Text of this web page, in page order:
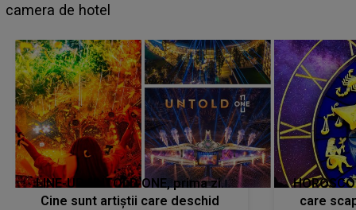
faptului împlinit, A RECUNOSCUT IMEDIAT: "Am
LINE-UP UNTOLD ONE, prima zi.
Cine sunt artiștii care deschid
care